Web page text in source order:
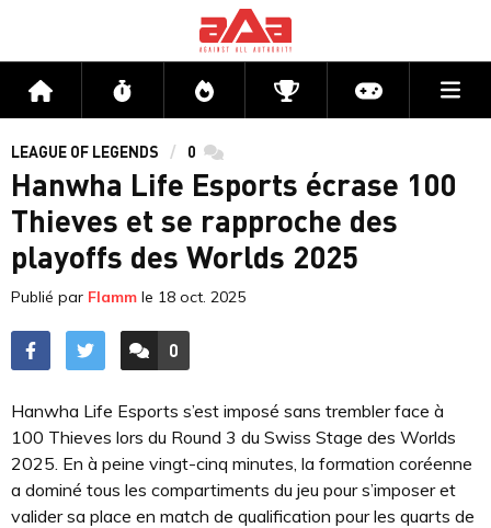
Accueil Flux Directs CompétitionsActu jeux
LEAGUE OF LEGENDS 0 commentaires
Hanwha Life Esports écrase 100
Thieves et se rapproche des
playoffs des Worlds 2025
Publié par Flamm le 18 oct. 2025
ACCÉDER AUX
0
COMMENTAIRES
Hanwha Life Esports s’est imposé sans trembler face à
100 Thieves lors du Round 3 du Swiss Stage des Worlds
2025. En à peine vingt-cinq minutes, la formation coréenne
a dominé tous les compartiments du jeu pour s’imposer et
valider sa place en match de qualification pour les quarts de